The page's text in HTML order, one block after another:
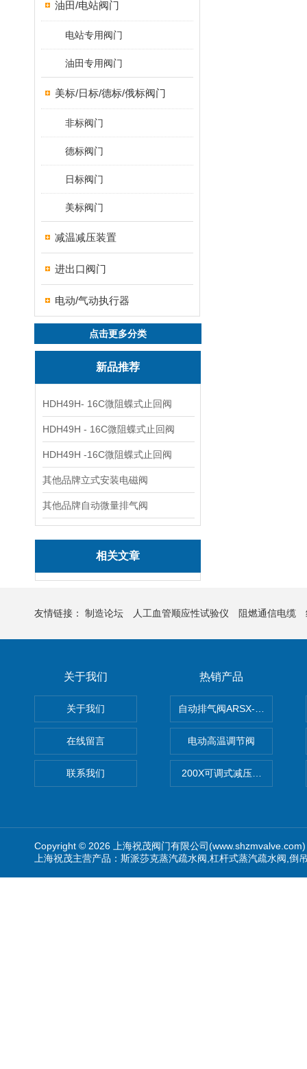
油田/电站阀门
电站专用阀门
油田专用阀门
美标/日标/德标/俄标阀门
非标阀门
德标阀门
日标阀门
美标阀门
减温减压装置
进出口阀门
电动/气动执行器
点击更多分类
新品推荐
HDH49H- 16C微阻蝶式止回阀
HDH49H - 16C微阻蝶式止回阀
HDH49H -16C微阻蝶式止回阀
其他品牌立式安装电磁阀
其他品牌自动微量排气阀
相关文章
友情链接： 制造论坛 人工血管顺应性试验仪 阻燃通信电缆
关于我们
关于我们
在线留言
联系我们
热销产品
自动排气阀ARSX-0015/
电动高温调节阀
200X可调式减压阀（减压稳
Copyright © 2026 上海祝茂阀门有限公司
上海祝茂主营产品：斯派莎克蒸汽疏水阀,杠杆式蒸汽疏水阀,倒